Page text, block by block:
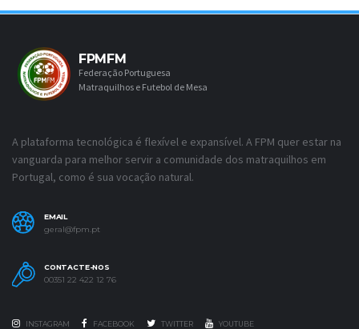
FPMFM
Federação Portuguesa
Matraquilhos e Futebol de Mesa
A plataforma tecnológica é flexível e expansível. A FPM quer estar na
vanguarda para melhor servir a comunidade dos matraquilhos em
Portugal, como é sua vocação natural.
EMAIL
geral@fpm.pt
CONTACTE-NOS
00351 22 422 12 76
INSTAGRAM FACEBOOK TWITTER YOUTUBE